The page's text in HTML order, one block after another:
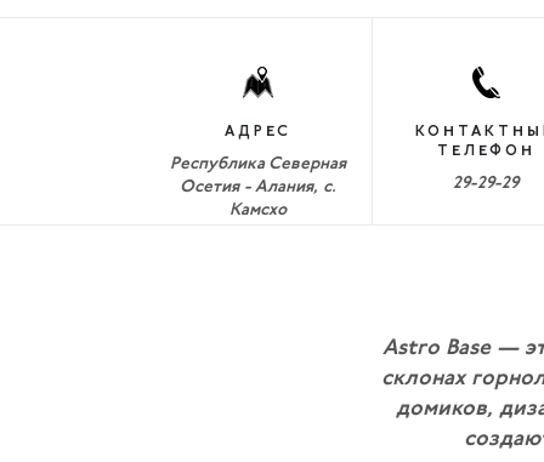
АДРЕС
Республика Северная
Осетия - Алания, с.
Камсхо
ТЕЛЕФОН
29-29-29
Astro Base —
склонах
домиков,